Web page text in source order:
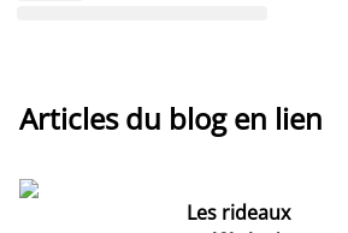
Articles du blog en lien
Les rideaux